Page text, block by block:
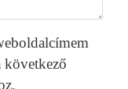
következő